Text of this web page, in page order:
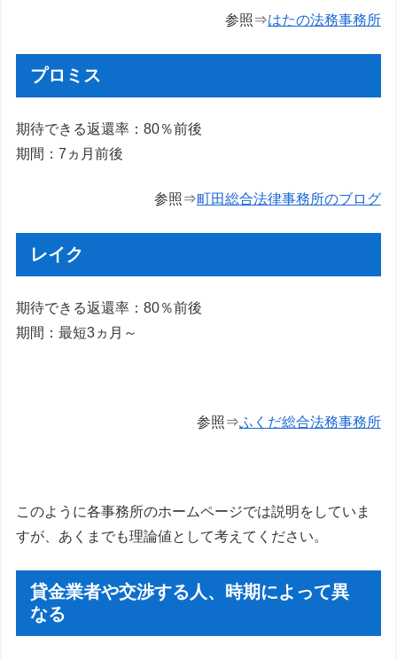
参照⇒はたの法務事務所
プロミス
期待できる返還率：80％前後
期間：7ヵ月前後
参照⇒町田総合法律事務所のブログ
レイク
期待できる返還率：80％前後
期間：最短3ヵ月～
参照⇒ふくだ総合法務事務所
このように各事務所のホームページでは説明をしていま
すが、あくまでも理論値として考えてください。
貸金業者や交渉する人、時期によって異
なる